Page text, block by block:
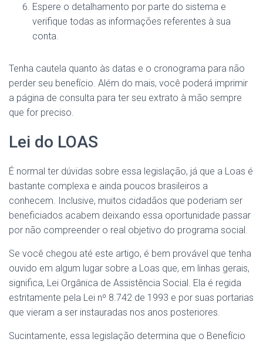
Espere o detalhamento por parte do sistema e
verifique todas as informações referentes à sua
conta.
Tenha cautela quanto às datas e o cronograma para não
perder seu benefício. Além do mais, você poderá imprimir
a página de consulta para ter seu extrato à mão sempre
que for preciso.
Lei do LOAS
É normal ter dúvidas sobre essa legislação, já que a Loas é
bastante complexa e ainda poucos brasileiros a
conhecem. Inclusive, muitos cidadãos que poderiam ser
beneficiados acabem deixando essa oportunidade passar
por não compreender o real objetivo do programa social.
Se você chegou até este artigo, é bem provável que tenha
ouvido em algum lugar sobre a Loas que, em linhas gerais,
significa, Lei Orgânica de Assistência Social. Ela é regida
estritamente pela Lei nº 8.742 de 1993 e por suas portarias
que vieram a ser instauradas nos anos posteriores.
Sucintamente, essa legislação determina que o Benefício